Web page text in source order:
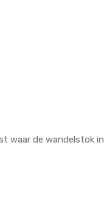
waar de wandelstok in